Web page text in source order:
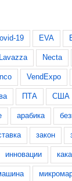
19 EVA
Lavazza Necta
VendExpo
ПТА США
арабика
закон
инновации